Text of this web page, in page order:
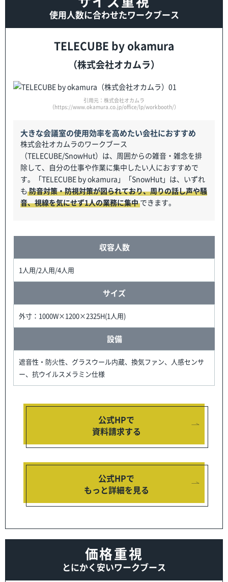
使用人数に合わせたワークブース
TELECUBE by okamura
（株式会社オカムラ）
引用元：株式会社オカムラ
（https://www.okamura.co.jp/office/lp/workbooth/）
大きな会議室の使用効率を高めたい会社におすすめ
株式会社オカムラのワークブース
（TELECUBE/SnowHut）は、周囲からの雑音・雑念を排
除して、自分の仕事や作業に集中したい人におすすめで
す。「TELECUBE by okamura」「SnowHut」は、いずれ
も 防音対策・防視対策が図られており、周りの話し声や騒
音、視線を気にせず1人の業務に集中できます。
収容人数
1人用/2人用/4人用
サイズ
外寸：1000W×1200×2325H(1人用)
設備
遮音性・防火性、グラスウール内蔵、換気ファン、人感センサ
ー、抗ウイルスメラミン仕様
公式HPで
資料請求する
公式HPで
もっと詳細を見る
価格重視
とにかく安いワークブース